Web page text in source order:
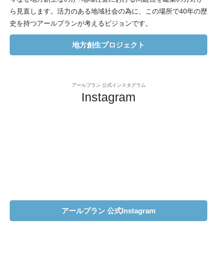
ら見直します。活力のある地域社会の為に、この場所で40年の歴
史を持つアールプランが考えるビジョンです。
地方創生プロジェクト
アールプラン 公式インスタグラム
Instagram
アールプラン 公式Instagram